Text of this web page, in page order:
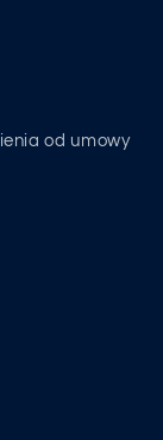
od umowy